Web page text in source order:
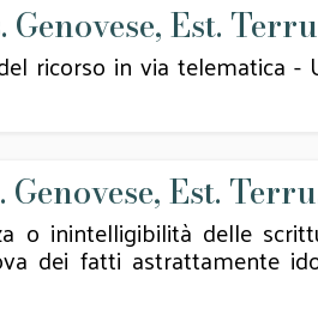
Genovese, Est.
ricorso in via telematica
Genovese, Est.
o inintelligibilità delle
dei fatti astrattamente